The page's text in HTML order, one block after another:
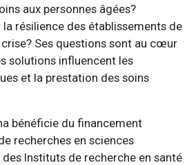
aux personnes âgées?
résilience des établissements de
Ses questions sont au cœur
solutions influencent les
et la prestation des soins
bénéficie du financement
recherches en sciences
des Instituts de recherche en santé